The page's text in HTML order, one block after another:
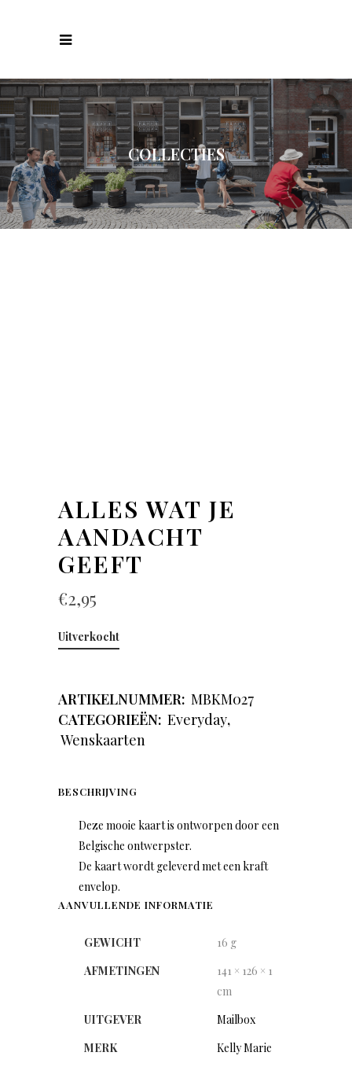
COLLECTIES
ALLES WAT JE
AANDACHT
GEEFT
€2,95
Uitverkocht
ARTIKELNUMMER: MBKM027
CATEGORIEËN: Everyday,
Wenskaarten
BESCHRIJVING
Deze mooie kaart is ontworpen door een
Belgische ontwerpster.
De kaart wordt geleverd met een kraft
envelop.
AANVULLENDE INFORMATIE
GEWICHT
16 g
AFMETINGEN
141 × 126 × 1
cm
UITGEVER
Mailbox
MERK
Kelly Marie